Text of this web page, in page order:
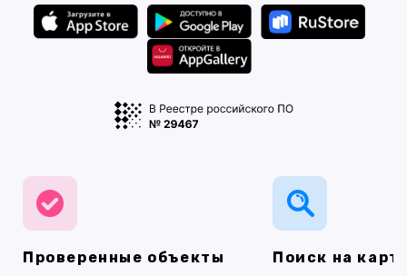
Проверенные объекты Поиск на